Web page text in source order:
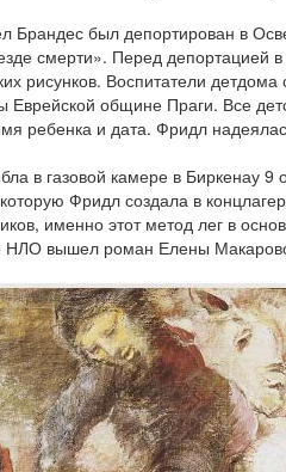
Брандес был депортирован в
смерти». Перед депортацией
рисунков. Воспитатели
Еврейской общине Праги. Все
ребенка и дата. Фридл
в газовой камере в Биркенау
Фридл создала в
именно этот метод лег в
НЛО вышел роман Елены